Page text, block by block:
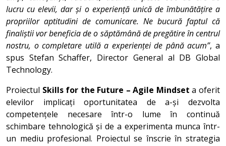
lucru cu elevii, dar și o experiență unică de îmbunătățire a
propriilor aptitudini de comunicare. Ne bucură faptul că
finaliștii vor beneficia de o săptămână de pregătire în centrul
nostru, o completare utilă a experienței de până acum”, a
spus Stefan Schaffer, Director General al DB Global
Technology.
Proiectul Skills for the Future – Agile Mindset a oferit
elevilor implicați oportunitatea de a-și dezvolta
competențele necesare într-o lume în continuă
schimbare tehnologică și de a experimenta munca într-
un mediu profesional. Proiectul se înscrie în strategia